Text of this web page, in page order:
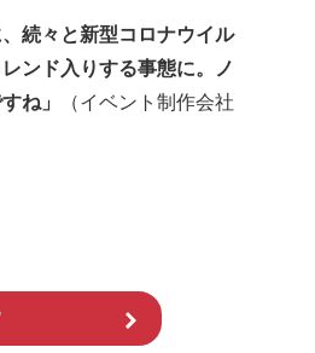
続々と新型コロナウイル
ンド入りする事態に。ノ
ね」
（イベント制作会社